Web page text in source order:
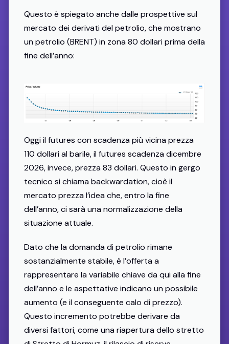
Questo è spiegato anche dalle prospettive sul
mercato dei derivati del petrolio, che mostrano
un petrolio (BRENT) in zona 80 dollari prima della
fine dell’anno:
Oggi il futures con scadenza più vicina prezza
110 dollari al barile, il futures scadenza dicembre
2026, invece, prezza 83 dollari. Questo in gergo
tecnico si chiama backwardation, cioè il
mercato prezza l’idea che, entro la fine
dell’anno, ci sarà una normalizzazione della
situazione attuale.
Dato che la domanda di petrolio rimane
sostanzialmente stabile, è l’offerta a
rappresentare la variabile chiave da qui alla fine
dell’anno e le aspettative indicano un possibile
aumento (e il conseguente calo di prezzo).
Questo incremento potrebbe derivare da
diversi fattori, come una riapertura dello stretto